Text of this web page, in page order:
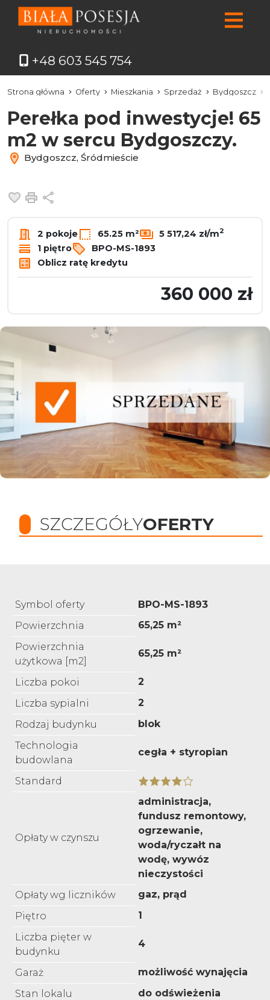
+48 603 545 754
Strona główna Oferty Mieszkania Sprzedaż Bydgoszcz
Perełka pod inwestycje! 65
m2 w sercu Bydgoszczy.
Bydgoszcz, Śródmieście
Dodaj do ulubionych
Drukuj
2 pokoje 65.25 m² 5 517,24 zł/m2
1 piętro
BPO-MS-1893
Oblicz ratę kredytu
360 000 zł
SZCZEGÓŁYOFERTY
Symbol oferty
BPO-MS-1893
Powierzchnia
65,25 m²
Powierzchnia
użytkowa [m2]
65,25 m²
Liczba pokoi
2
Liczba sypialni
2
Rodzaj budynku
blok
Technologia
budowlana
cegła + styropian
Standard
Opłaty w czynszu
administracja,
fundusz remontowy,
ogrzewanie,
woda/ryczałt na
wodę, wywóz
nieczystości
Opłaty wg liczników
gaz, prąd
Piętro
1
Liczba pięter w
budynku
4
Garaż
możliwość wynajęcia
Stan lokalu
do odświeżenia